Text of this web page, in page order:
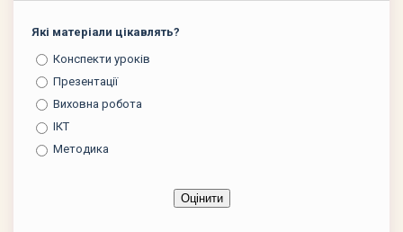
Які матеріали цікавлять?
Конспекти уроків
Презентації
Виховна робота
ІКТ
Методика